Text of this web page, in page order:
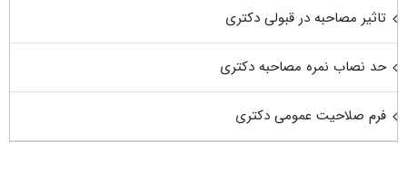
تاثیر مصاحبه در قبولی دکتری
حد نصاب نمره مصاحبه دکتری
فرم صلاحیت عمومی دکتری